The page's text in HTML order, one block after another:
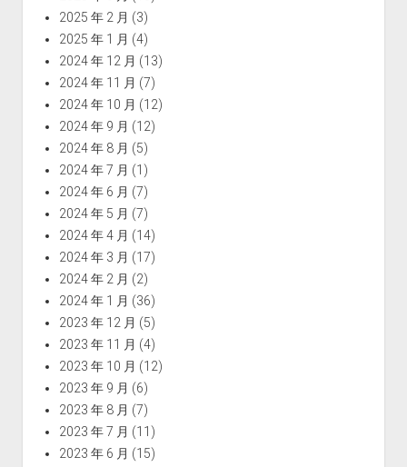
2025 年 2 月 (3)
2025 年 1 月 (4)
2024 年 12 月 (13)
2024 年 11 月 (7)
2024 年 10 月 (12)
2024 年 9 月 (12)
2024 年 8 月 (5)
2024 年 7 月 (1)
2024 年 6 月 (7)
2024 年 5 月 (7)
2024 年 4 月 (14)
2024 年 3 月 (17)
2024 年 2 月 (2)
2024 年 1 月 (36)
2023 年 12 月 (5)
2023 年 11 月 (4)
2023 年 10 月 (12)
2023 年 9 月 (6)
2023 年 8 月 (7)
2023 年 7 月 (11)
2023 年 6 月 (15)